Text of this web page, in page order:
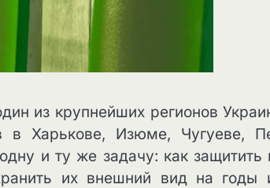
из крупнейших регионов
в Харькове, Изюме, Чугуеве,
и ту же задачу: как защитить
их внешний вид на годы